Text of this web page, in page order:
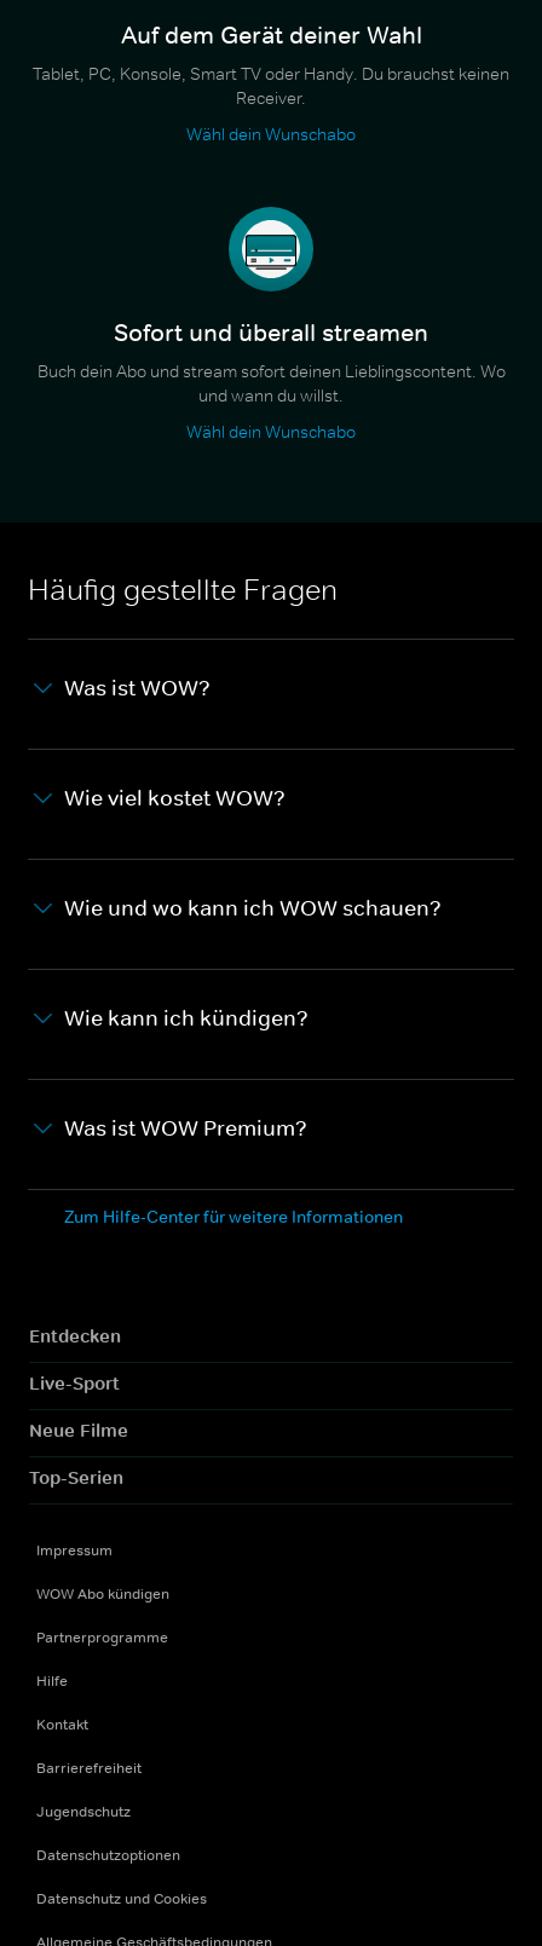
Auf dem Gerät deiner Wahl
Tablet, PC, Konsole, Smart TV oder Handy. Du brauchst keinen
Receiver.
Wähl dein Wunschabo
Sofort und überall streamen
Buch dein Abo und stream sofort deinen Lieblingscontent. Wo
und wann du willst.
Wähl dein Wunschabo
Häufig gestellte Fragen
Was ist WOW?
Wie viel kostet WOW?
Wie und wo kann ich WOW schauen?
Wie kann ich kündigen?
Was ist WOW Premium?
Zum Hilfe-Center für weitere Informationen
Entdecken
Live-Sport
Neue Filme
Top-Serien
Impressum
WOW Abo kündigen
Partnerprogramme
Hilfe
Kontakt
Barrierefreiheit
Jugendschutz
Datenschutzoptionen
Datenschutz und Cookies